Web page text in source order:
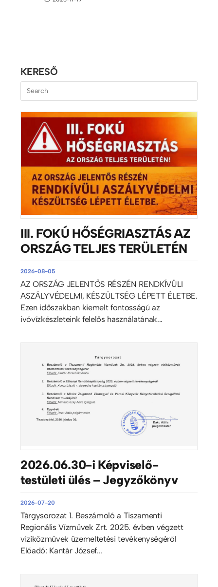
KERESŐ
III. FOKÚ HŐSÉGRIASZTÁS AZ
ORSZÁG TELJES TERÜLETÉN
2026-08-05
AZ ORSZÁG JELENTŐS RÉSZÉN RENDKÍVÜLI
ASZÁLYVÉDELMI, KÉSZÜLTSÉG LÉPETT ÉLETBE.
Ezen időszakban kiemelt fontosságú az
ivóvízkészleteink felelős használatának...
2026.06.30-i Képviselő-
testületi ülés – Jegyzőkönyv
2026-07-20
Tárgysorozat 1. Beszámoló a Tiszamenti
Regionális Vízművek Zrt. 2025. évben végzett
viziközművek üzemeltetési tevékenységéről
Előadó: Kantár József...